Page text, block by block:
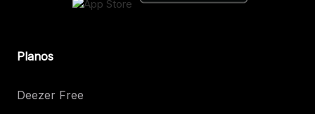
Planos
Deezer Free